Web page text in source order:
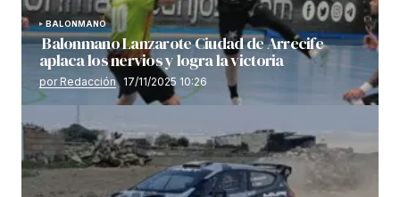
BALONMANO
Balonmano Lanzarote Ciudad de Arrecife
aplaca los nervios y logra la victoria
por Redacción 17/11/2025 10:26